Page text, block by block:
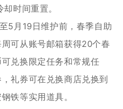
时间重置。
月19日维护前，春季自助
可从账号邮箱获得20个春
兑换限定任务和常规任
礼券可在兑换商店兑换到
铁等实用道具。